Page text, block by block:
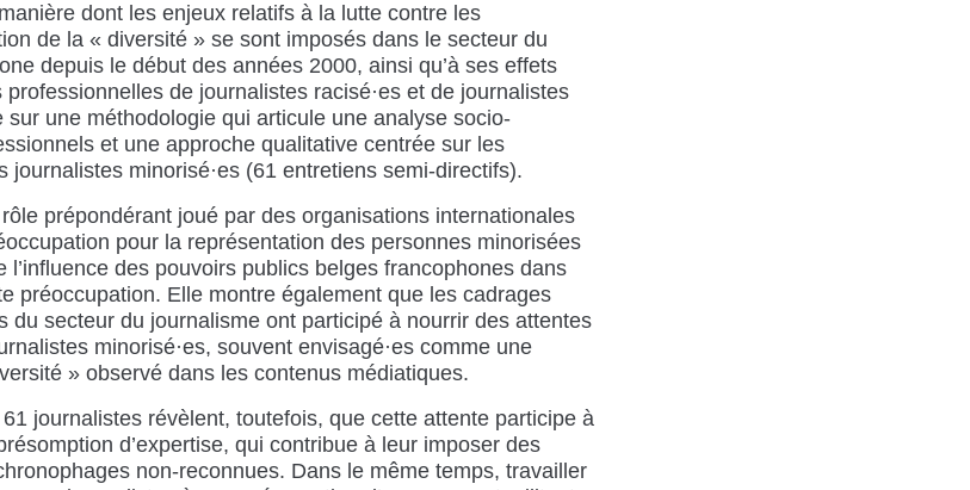
dont les enjeux relatifs à la lutte contre les
de la « diversité » se sont imposés dans le secteur du
depuis le début des années 2000, ainsi qu’à ses effets
de journalistes racisé·es et de journalistes
sur une méthodologie qui articule une analyse socio-
et une approche qualitative centrée sur les
journalistes minorisé·es (61 entretiens semi-directifs).
prépondérant joué par des organisations internationales
pour la représentation des personnes minorisées
l’influence des pouvoirs publics belges francophones dans
préoccupation. Elle montre également que les cadrages
du secteur du journalisme ont participé à nourrir des attentes
minorisé·es, souvent envisagé·es comme une
» observé dans les contenus médiatiques.
journalistes révèlent, toutefois, que cette attente participe à
d’expertise, qui contribue à leur imposer des
non-reconnues. Dans le même temps, travailler